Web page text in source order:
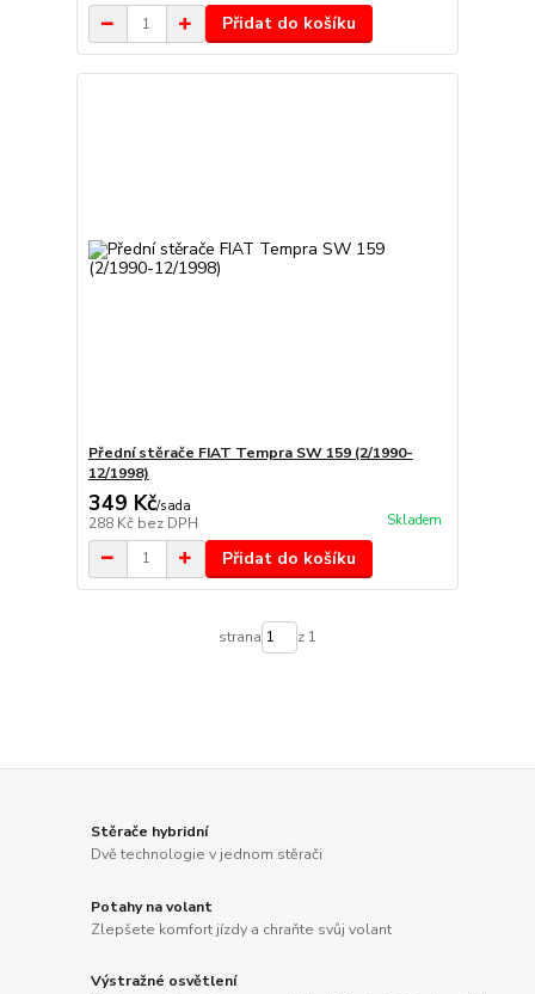
Přidat do košíku
Přední stěrače FIAT Tempra SW 159 (2/1990-
12/1998)
349 Kč/sada
288 Kč bez DPH Skladem
Přidat do košíku
strana z 1
Stěrače hybridní
Dvě technologie v jednom stěrači
Potahy na volant
Zlepšete komfort jízdy a chraňte svůj volant
Výstražné osvětlení